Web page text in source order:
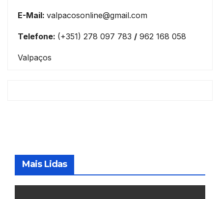
E-Mail: valpacosonline@gmail.com
Telefone: (+351) 278 097 783 / 962 168 058
Valpaços
Mais Lidas